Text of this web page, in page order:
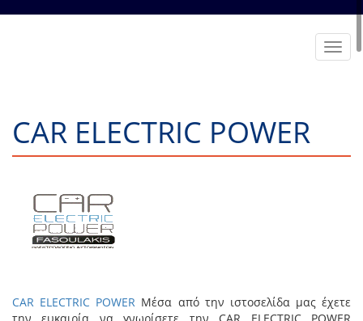
CAR ELECTRIC POWER
CAR ELECTRIC POWER Μέσα από την ιστοσελίδα μας έχετε